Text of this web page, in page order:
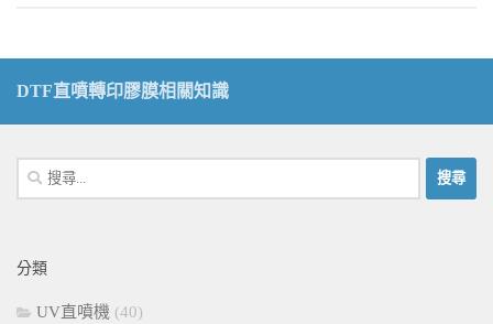
DTF直噴轉印膠膜相關知識
搜
尋
字:
分類
UV直噴機 (40)